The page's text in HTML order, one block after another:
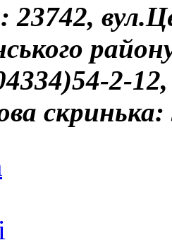
23742,
2-
скринька: